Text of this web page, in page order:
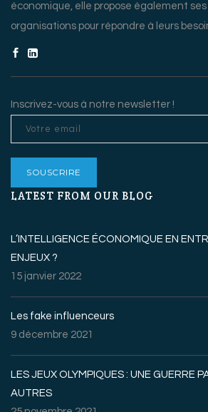
économique, elle propose également
organisations pour répondre à leurs
Inscrivez-vous à notre newsletter !
LATEST FROM OUR BLOG
L’INTELLIGENCE ÉCONOMIQUE EN
ENJEUX ?
15 janvier 2022
Les fake influenceurs
9 décembre 2021
LES JEUX OLYMPIQUES : UNE GUERRE
AUTRES